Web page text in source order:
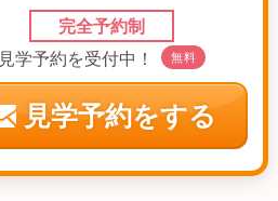
完全予約制
見学予約を受付中！
無料
見学予約をする